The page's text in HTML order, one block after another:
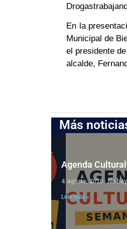
En la
Municipal de
el presidente
alcalde,
Más
Agenda Cultural
4 agosto, 2026 No
Leer más »